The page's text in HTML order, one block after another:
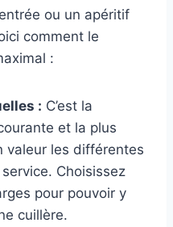
ou un apéritif
comment le
:
: C’est la
et la plus
valeur les différentes
Choisissez
pour pouvoir y
cuillère.